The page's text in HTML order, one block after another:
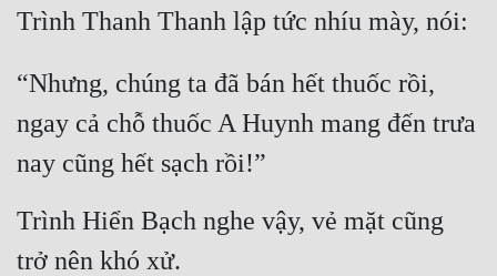
Du Hí
Trình Thanh Thanh lập tức nhíu mày, nói:
“Nhưng, chúng ta đã bán hết thuốc rồi,
ngay cả chỗ thuốc A Huynh mang đến trưa
nay cũng hết sạch rồi!”
Trình Hiển Bạch nghe vậy, vẻ mặt cũng
trở nên khó xử.